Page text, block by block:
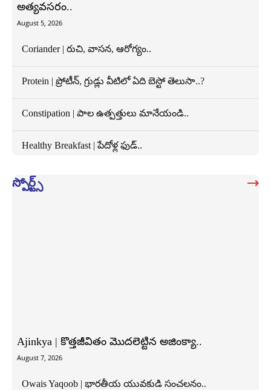
అత్యవసరం..
August 5, 2026
Coriander | రుచి, వాసన, ఆరోగ్యం..
Protein | ప్రోటీన్, గ్రుడ్లు వీటిలో ఏది బెస్టో తెలుసా..?
Constipation | పాల ఉత్పత్తులు మానేయండి..
Healthy Breakfast | పేదోళ్ల ఫుడ్..
స్పోర్ట్స్
Ajinkya | కొత్తజీవితం మొదలెట్టిన అజింక్యా..
August 7, 2026
Owais Yaqoob | భారతీయ యువకుడి సంచలనం..